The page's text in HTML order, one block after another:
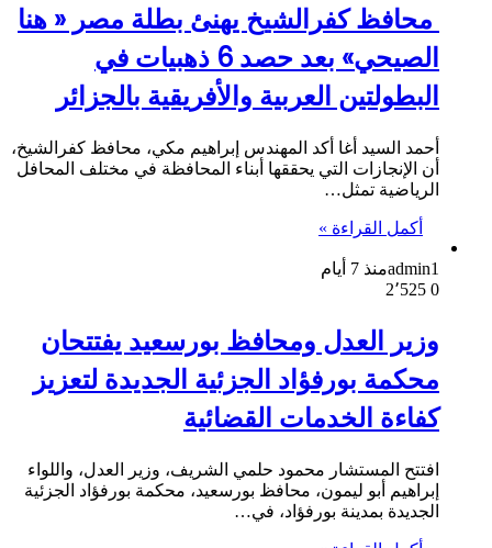
️ محافظ كفرالشيخ يهنئ بطلة مصر « هنا
الصيحي» بعد حصد 6 ذهبيات في
البطولتين العربية والأفريقية بالجزائر
أحمد السيد أغا أكد المهندس إبراهيم مكي، محافظ كفرالشيخ،
أن الإنجازات التي يحققها أبناء المحافظة في مختلف المحافل
الرياضية تمثل…
أكمل القراءة »
admin1منذ 7 أيام
0
وزير العدل ومحافظ بورسعيد يفتتحان
محكمة بورفؤاد الجزئية الجديدة لتعزيز
كفاءة الخدمات القضائية
افتتح المستشار محمود حلمي الشريف، وزير العدل، واللواء
إبراهيم أبو ليمون، محافظ بورسعيد، محكمة بورفؤاد الجزئية
الجديدة بمدينة بورفؤاد، في…